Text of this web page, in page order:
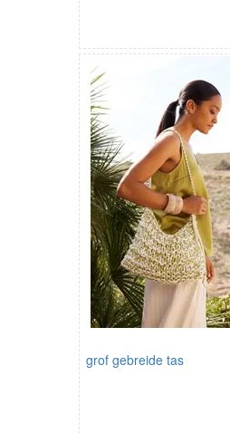
grof gebreide tas